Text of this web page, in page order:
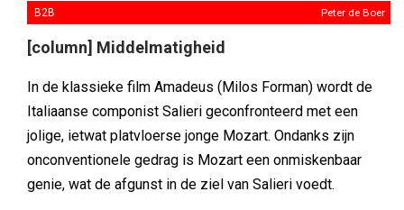
B2B Peter de Boer
[column] Middelmatigheid
In de klassieke film Amadeus (Milos Forman) wordt de
Italiaanse componist Salieri geconfronteerd met een
jolige, ietwat platvloerse jonge Mozart. Ondanks zijn
onconventionele gedrag is Mozart een onmiskenbaar
genie, wat de afgunst in de ziel van Salieri voedt.